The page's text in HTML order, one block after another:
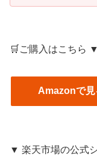
🛒ご購入はこちら ▼
Amazonで見
▼ 楽天市場の公式